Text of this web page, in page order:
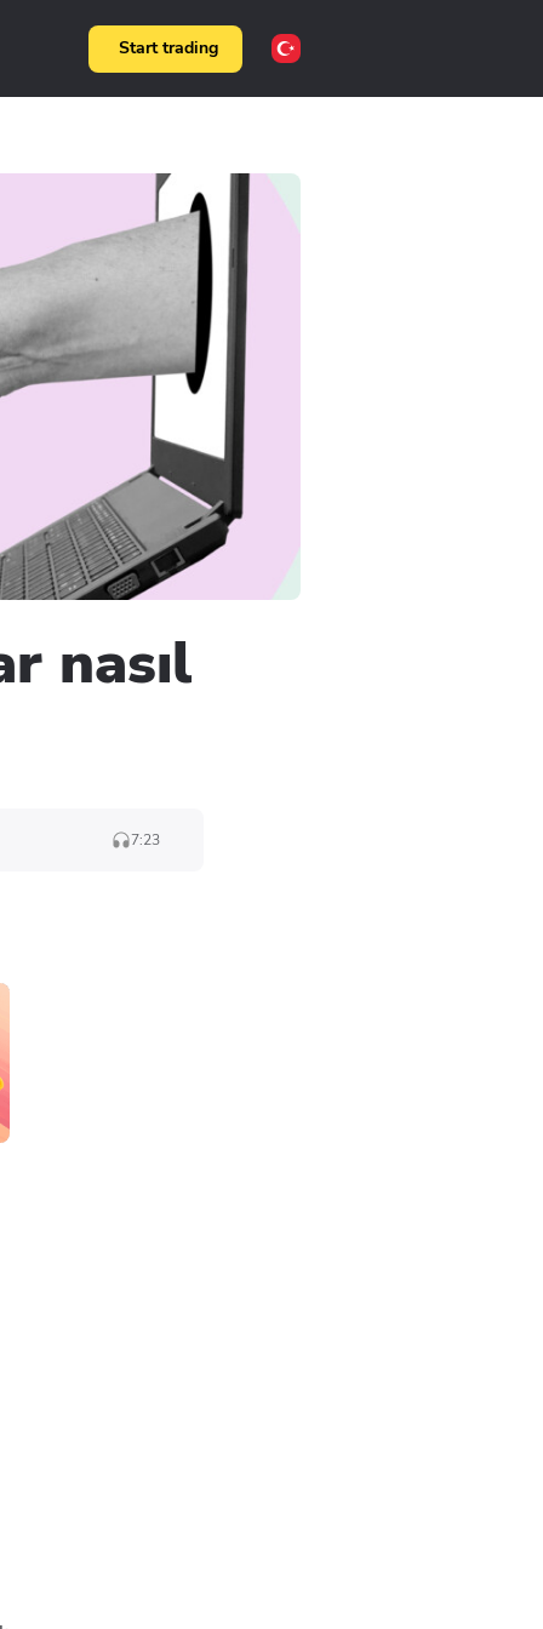
Start trading
nasıl
7:23